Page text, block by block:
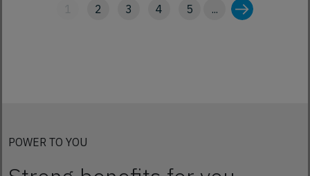
1 2 3 4 5 ...
POWER TO YOU